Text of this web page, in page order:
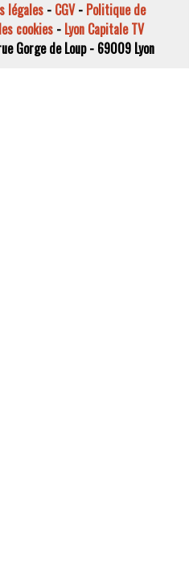
légales - CGV- Politique de
cookies- Lyon Capitale TV
Gorge de Loup - 69009 Lyon